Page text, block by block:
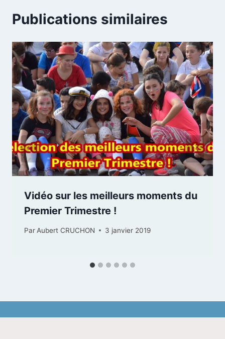
Publications similaires
Vidéo sur les meilleurs moments du
Premier Trimestre !
Par Aubert CRUCHON 3 janvier 2019